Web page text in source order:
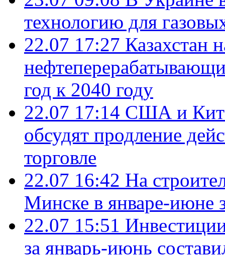
технологию для
22.07 17:27 Казахстан
год к 2040 году
22.07 17:14 США и
обсудят продление
торговле
22.07 16:42 На
Минске в январе-июне
22.07 15:51
за январь-июнь